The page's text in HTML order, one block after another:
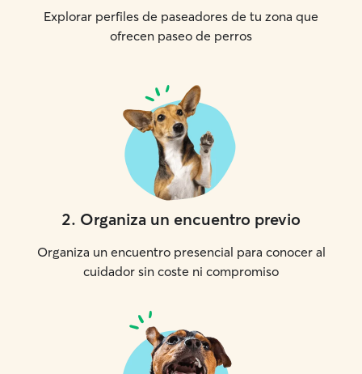
Explorar perfiles de paseadores de tu zona que
ofrecen paseo de perros
2. Organiza un encuentro previo
Organiza un encuentro presencial para conocer al
cuidador sin coste ni compromiso